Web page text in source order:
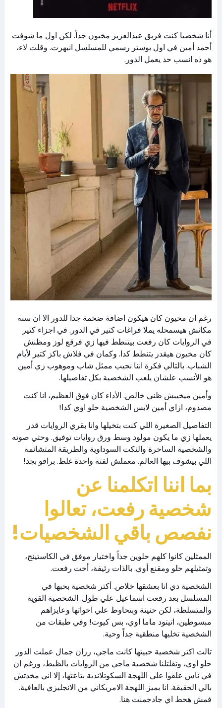
أنا شخصيا كنت فريق عبدالعزيز مخيون جداً. لكن اول ما شوفت
أحمد أمين في اول بوستر رسمي للمسلسل انبهرت. وقلت لاء،
هو ده انسب حد يعمل الدور.
رغم ان مخيون كان هيكون اضافة ضخمة جدا للدور الا ان سنه
مكانش هيسمحله يملا فراغات كتير في الدور. في اجزاء كتير
في الروايات كان رفعت بيتنطط فيها زي فرقع لوز ومظنش
كان مخيون هيقدر يتنطط كدا. وكمان في فلاش باكز كتير لأيام
الشباب. بالتالي فكرة اننا نجيب ممثل شاب وموهوب زي أمين
هو الأنسب علشان يلعب الشخصية بكل تفاصيلها.
وأمين ميخيبش ظني خالص. الأداء كان فوق العظيم، انا كنت
مصدوم، ازاي أمين لابس الشخصية حلو اوي كدا!
التفاصيل الصغيرة اللي كنت بتخيلها وانا بقري الروايات قدر
يعملها زي ما يكون مولود وسط ورق روايات توفيق. وحتي صوته
والشخصية الساخرة والنكت السوداوية والطريقة المتشائمة
اللي بيشوف بيها العالم. معملش لفتة واحدة غلط. برافو بجد!
بما اننا اتكلمنا عن
شخصية رفعت، تعالوا
نفصص باقي الشخصيات!
الممثلين كانوا كلهم حلوين جداً واختيار موفق في الكاستينج،
وتمثيلهم حلو ومقنع أوي. بالذات رئيفة، أخت رفعت.
الشخصية دي انا بعشقها خلاص. أكتر شخصية بحبها في
المسلسل بعد رفعت اسماعيل علي طول. الشخصية القوية
والمتسلطة، لكن حنينة وبتحاوط علي اخواتها وعايزاهم
مبسوطين، اتيتود ماما اوي، بس كيوت! وفي طبقات من
الشخصية تخليها منطقية جداً وحية.
تالت اكتر شخصية حبيتها كانت ماجي، رزان جمال عملت الدور
حلو اوي، ونقلتلنا شخصية ماجي من الروايات بالظبط، ورغم ان
في ناس علقوا علي اللهجة السكوتلاندية بتاعتها، إلا اني مخدتش
بالي الحقيقة. انا بميز اللهجة الامريكاني من الانجليزي بالعافية.
فمش هحط اي جادجمنت هنا.